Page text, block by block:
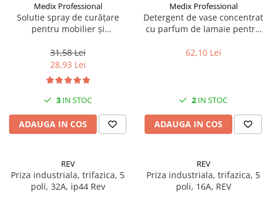
Medix Professional
Solutie spray de curățare
pentru mobilier și
Professional
31,58 Lei
28,93 Lei
3 IN STOC
ADAUGA IN COS
Medix Professional
Detergent de vase concentrat
cu parfum de lamaie pentru
ingredient antibacterian, 5
62,10 Lei
2 IN STOC
ADAUGA IN COS
REV
Priza industriala, trifazica, 5
poli, 32A, ip44 Rev
REV
Priza industriala, trifazica, 5
poli, 16A, REV